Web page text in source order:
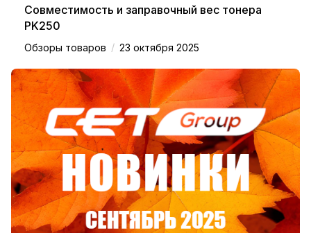
Совместимость и заправочный вес тонера
PK250
Обзоры товаров / 23 октября 2025